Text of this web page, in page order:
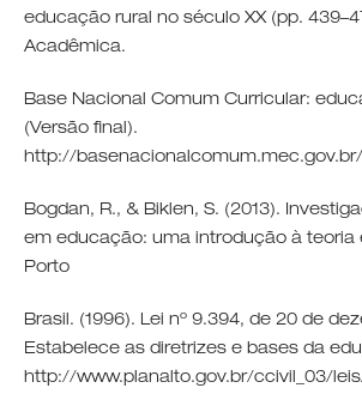
educação rural no século XX (pp.
Acadêmica.
Base Nacional Comum Curricular:
(Versão final).
http://basenacionalcomum.mec.gov.br/
Bogdan, R., & Biklen, S. (2013).
em educação: uma introdução à teoria
Porto
Brasil. (1996). Lei nº 9.394, de 20 de
Estabelece as diretrizes e bases da
http://www.planalto.gov.br/ccivil_03/